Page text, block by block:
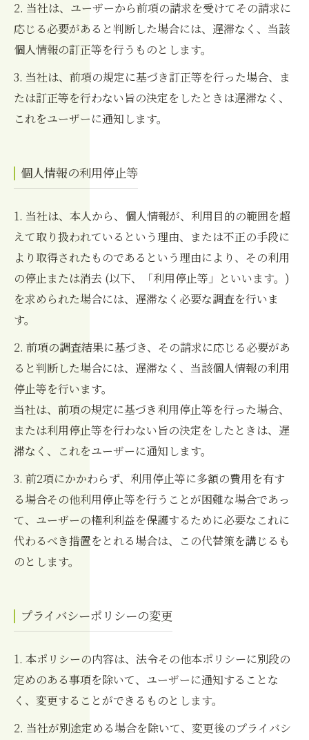
2. 当社は、ユーザーから前項の請求を受けてその請求に
応じる必要があると判断した場合には、遅滞なく、当該
個人情報の訂正等を行うものとします。
3. 当社は、前項の規定に基づき訂正等を行った場合、ま
たは訂正等を行わない旨の決定をしたときは遅滞なく、
これをユーザーに通知します。
個人情報の利用停止等
1. 当社は、本人から、個人情報が、利用目的の範囲を超
えて取り扱われているという理由、または不正の手段に
より取得されたものであるという理由により、その利用
の停止または消去 (以下、「利用停止等」といいます。)
を求められた場合には、遅滞なく必要な調査を行いま
す。
2. 前項の調査結果に基づき、その請求に応じる必要があ
ると判断した場合には、遅滞なく、当該個人情報の利用
停止等を行います。
当社は、前項の規定に基づき利用停止等を行った場合、
または利用停止等を行わない旨の決定をしたときは、遅
滞なく、これをユーザーに通知します。
3. 前2項にかかわらず、利用停止等に多額の費用を有す
る場合その他利用停止等を行うことが困難な場合であっ
て、ユーザーの権利利益を保護するために必要なこれに
代わるべき措置をとれる場合は、この代替策を講じるも
のとします。
プライバシーポリシーの変更
1. 本ポリシーの内容は、法令その他本ポリシーに別段の
定めのある事項を除いて、ユーザーに通知することな
く、変更することができるものとします。
2. 当社が別途定める場合を除いて、変更後のプライバシ